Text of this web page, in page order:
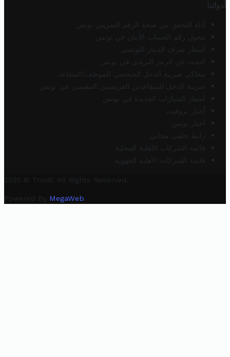
أدواتنا
أداة التحقق من صحة الرقم الضريبي تونس
محول رقم الحساب الآيبان في تونس
أسعار صرف الدينار التونسي
البحث عن الرمز البريدي في تونس
محاكي ضريبة الدخل الشخصي للموظف/المتقاعد
ضريبة الدخل للمتقاعدين الفرنسيين المقيمين في تونس
أسعار السيارات الجديدة في تونس
أخبار تروفيت
أخبار تونس
رابط خلفي مجاني
قائمة الشركات الأهلية المحلية
قائمة الشركات الأهلية الجهوية
2025 © Trovit. All Rights Reserved.
Powered By MegaWeb